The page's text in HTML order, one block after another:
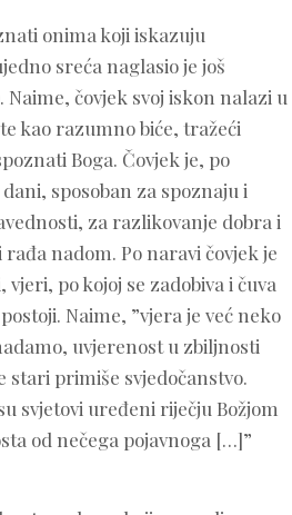
onima koji iskazuju
sreća naglasio je još
Naime, čovjek svoj iskon nalazi u
kao razumno biće, tražeći
Boga. Čovjek je, po
sposoban za spoznaju i
za razlikovanje dobra i
rađa nadom. Po naravi čovjek je
po kojoj se zadobiva i čuva
Naime, ”vjera je već neko
uvjerenost u zbiljnosti
stari primiše svjedočanstvo.
svjetovi uređeni riječju Božjom
od nečega pojavnoga […]”